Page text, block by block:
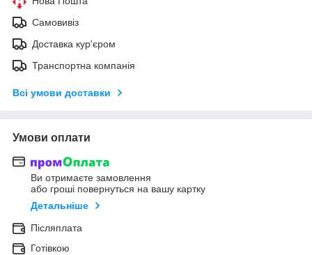
Самовивіз
Доставка кур'єром
Транспортна компанія
Всі умови доставки
Умови оплати
Ви отримаєте замовлення
або гроші повернуться на вашу картку
Детальніше
Післяплата
Готівкою